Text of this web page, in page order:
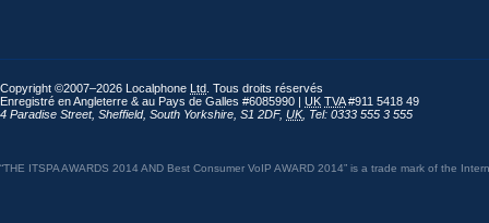
Copyright ©2007–2026 Localphone Ltd . Tous droits réservés
Enregistré en Angleterre & au Pays de Galles #6085990 | UK TVA#911 5418 49
4 Paradise Street, Sheffield, South Yorkshire S1 2DF, UK, Tel: 0333 555 3 555
“THE ITSPA AWARDS 2014 AND Best Consumer VoIP AWARD 2014” is a trade mark of the